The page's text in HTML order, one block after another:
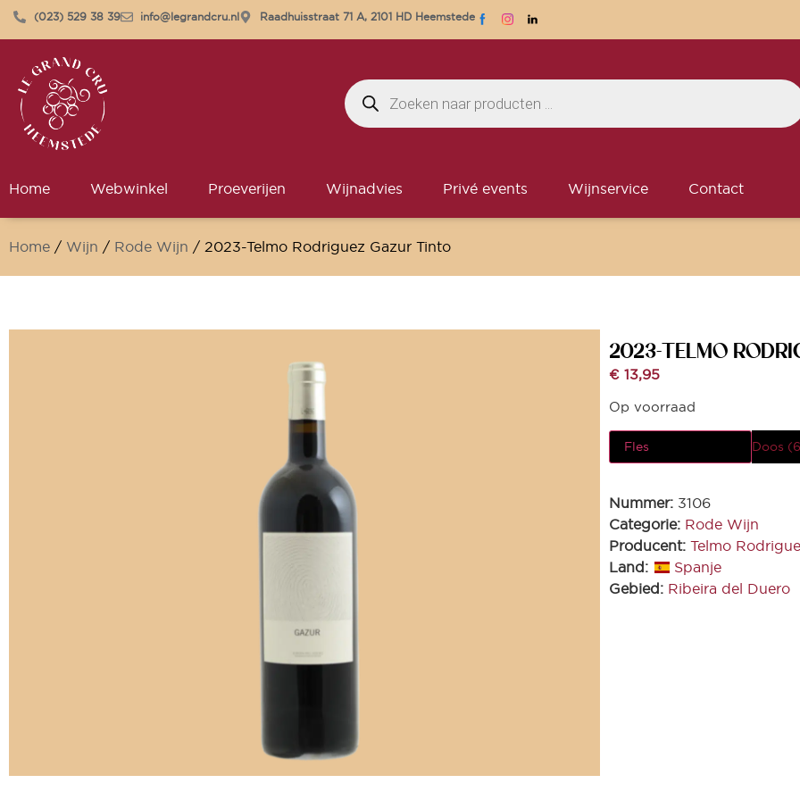
(023) 529 38 39 info@legrandcru.nl Raadhuisstraat 71 A, 2101 HD Heemstede
Home Webwinkel Proeverijen Wijnadvies Privé events Wijnservice Contact
Home / Wijn / Rode Wijn / 2023-Telmo Rodriguez Gazur Tinto
2023-TELMO
€ 13,95
Op voorraad
Fles Doos
Nummer: 3106
Categorie: Rode Wijn
Producent: Telmo
Land:
Spanje
Gebied: Ribeira del Duero